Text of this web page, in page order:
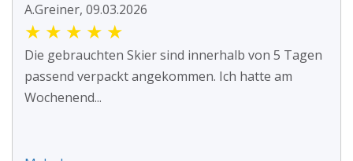
A.Greiner, 09.03.2026
★ ★ ★ ★ ★
Die gebrauchten Skier sind innerhalb von 5 Tagen
passend verpackt angekommen. Ich hatte am
Wochenend...